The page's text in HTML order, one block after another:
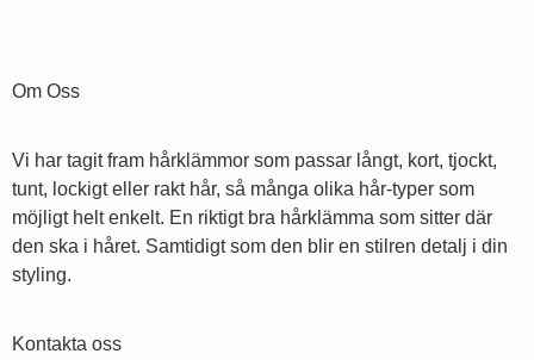
Om Oss
Vi har tagit fram hårklämmor som passar långt, kort, tjockt,
tunt, lockigt eller rakt hår, så många olika hår-typer som
möjligt helt enkelt. En riktigt bra hårklämma som sitter där
den ska i håret. Samtidigt som den blir en stilren detalj i din
styling.
Kontakta oss